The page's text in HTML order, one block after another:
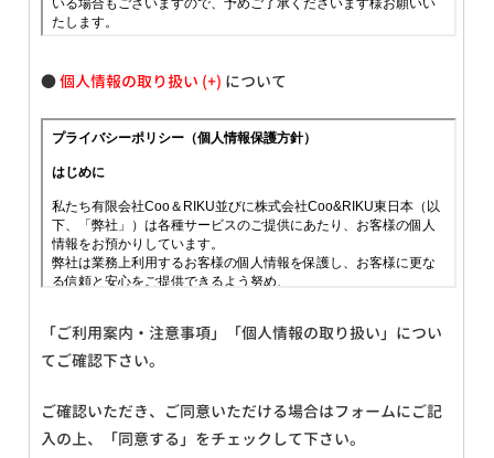
●個人情報の取り扱い について
「ご利用案内・注意事項」「個人情報の取り扱い」につい
てご確認下さい。
ご確認いただき、ご同意いただける場合はフォームにご記
入の上、「同意する」をチェックして下さい。